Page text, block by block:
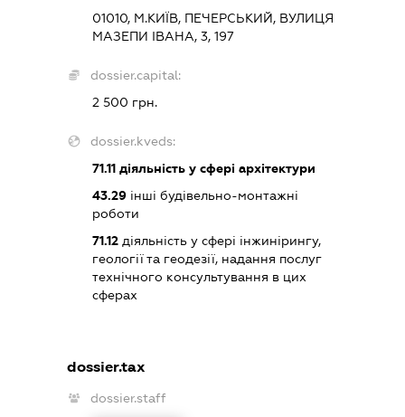
01010, М.КИЇВ, ПЕЧЕРСЬКИЙ, ВУЛИЦЯ
МАЗЕПИ ІВАНА, 3, 197
dossier.capital:
2 500 грн.
dossier.kveds:
71.11діяльність у сфері архітектури
43.29інші будівельно-монтажні
роботи
71.12діяльність у сфері інжинірингу,
геології та геодезії, надання послуг
технічного консультування в цих
сферах
dossier.tax
dossier.staff